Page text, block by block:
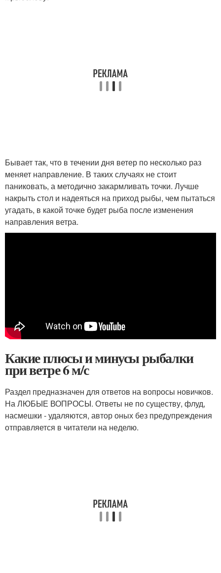
Бывает так, что в течении дня ветер по несколько раз
меняет направление. В таких случаях не стоит
паниковать, а методично закармливать точки. Лучше
накрыть стол и надеяться на приход рыбы, чем пытаться
угадать, в какой точке будет рыба после изменения
направления ветра.
Какие плюсы и минусы рыбалки
при ветре 6 м/с
Раздел предназначен для ответов на вопросы новичков.
На ЛЮБЫЕ ВОПРОСЫ. Ответы не по существу, флуд,
насмешки - удаляются, автор оных без предупреждения
отправляется в читатели на неделю.